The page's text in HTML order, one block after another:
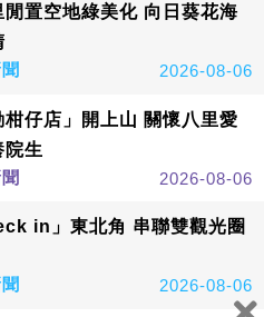
閒置空地綠美化 向日葵花海
2026-08-06
柑仔店」開上山 關懷八里愛
院生
2026-08-06
in」東北角 串聯雙觀光圈
2026-08-06